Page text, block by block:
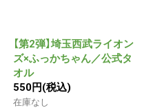
【第2弾】埼玉西武ライオン
ズ×ふっかちゃん／公式タ
オル
550円(税込)
在庫なし